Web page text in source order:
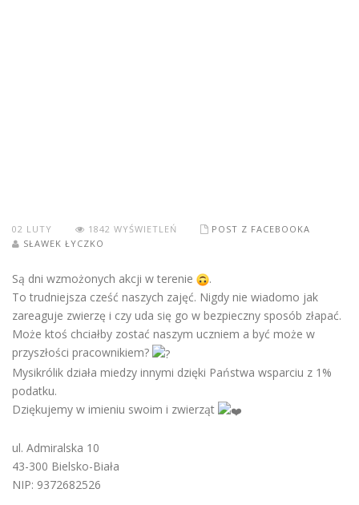
02 LUTY 1842 WYŚWIETLEŃ
POST Z FACEBOOKA
SŁAWEK ŁYCZKO
Są dni wzmożonych akcji w terenie
.
To trudniejsza cześć naszych zajęć. Nigdy nie wiadomo jak
zareaguje zwierzę i czy uda się go w bezpieczny sposób złapać.
Może ktoś chciałby zostać naszym uczniem a być może w
przyszłości pracownikiem?
Mysikrólik działa miedzy innymi dzięki Państwa wsparciu z 1%
podatku.
Dziękujemy w imieniu swoim i zwierząt
ul. Admiralska 10
43-300 Bielsko-Biała
NIP: 9372682526